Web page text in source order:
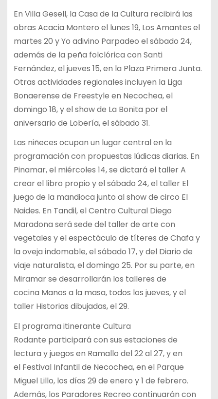
En Villa Gesell, la Casa de la Cultura recibirá las
obras Acacia Montero el lunes 19, Los Amantes el
martes 20 y Yo adivino Parpadeo el sábado 24,
además de la peña folclórica con Santi
Fernández, el jueves 15, en la Plaza Primera Junta.
Otras actividades regionales incluyen la Liga
Bonaerense de Freestyle en Necochea, el
domingo 18, y el show de La Bonita por el
aniversario de Lobería, el sábado 31.
Las niñeces ocupan un lugar central en la
programación con propuestas lúdicas diarias. En
Pinamar, el miércoles 14, se dictará el taller A
crear el libro propio y el sábado 24, el taller El
juego de la mandioca junto al show de circo El
Naides. En Tandil, el Centro Cultural Diego
Maradona será sede del taller de arte con
vegetales y el espectáculo de títeres de Chafa y
la oveja indomable, el sábado 17, y del Diario de
viaje naturalista, el domingo 25. Por su parte, en
Miramar se desarrollarán los talleres de
cocina Manos a la masa, todos los jueves, y el
taller Historias dibujadas, el 29.
El programa itinerante Cultura
Rodante participará con sus estaciones de
lectura y juegos en Ramallo del 22 al 27, y en
el Festival Infantil de Necochea, en el Parque
Miguel Lillo, los días 29 de enero y 1 de febrero.
Además, los Paradores Recreo continuarán con